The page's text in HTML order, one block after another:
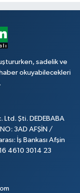
sadelik ve
okuyabilecekleri
Ltd. Şti. DEDEBABA
NO: 3AD AFŞİN /
İş Bankası Afşin
4610 3014 23